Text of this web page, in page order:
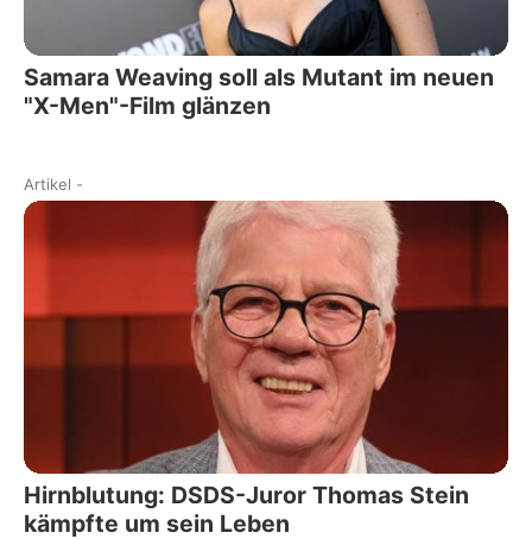
Samara Weaving soll als Mutant im neuen
"X-Men"-Film glänzen
Artikel -
Hirnblutung: DSDS-Juror Thomas Stein
kämpfte um sein Leben